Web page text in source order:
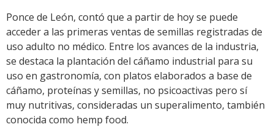
Ponce de León, contó que a partir de hoy se puede
acceder a las primeras ventas de semillas registradas de
uso adulto no médico. Entre los avances de la industria,
se destaca la plantación del cáñamo industrial para su
uso en gastronomía, con platos elaborados a base de
cáñamo, proteínas y semillas, no psicoactivas pero sí
muy nutritivas, consideradas un superalimento, también
conocida como hemp food.